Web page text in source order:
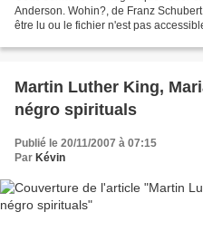
Anderson. Wohin?, de Franz
être lu ou le fichier n'est pas
Martin Luther King,
négro spirituals
Publié le 20/11/2007 à 07:15
Par Kévin